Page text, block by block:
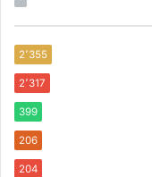
2٬355
2٬317
399
206
204